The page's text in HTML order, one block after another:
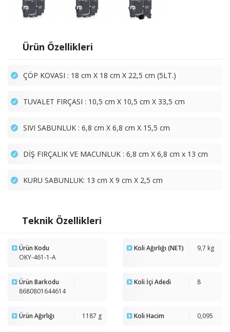
Ürün Özellikleri
ÇÖP KOVASI : 18 cm X 18 cm X 22,5 cm (5LT.)
TUVALET FIRÇASI : 10,5 cm X 10,5 cm X 33,5 cm
SIVI SABUNLUK : 6,8 cm X 6,8 cm X 15,5 cm
DİŞ FIRÇALIK VE MACUNLUK : 6,8 cm X 6,8 cm x 13 cm
KURU SABUNLUK: 13 cm X 9 cm X 2,5 cm
Teknik Özellikleri
Ürün Kodu
OKY-461-1-A
Koli Ağırlığı (NET) 9,7 kg
Ürün Barkodu
8680801644614
Koli İçi Adedi 8
Ürün Ağırlığı 1187 g Koli Hacim 0,095